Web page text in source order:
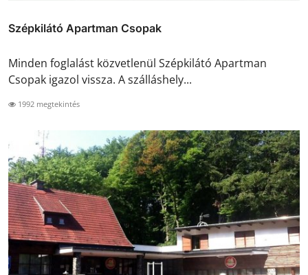
Szépkilátó Apartman Csopak
Minden foglalást közvetlenül Szépkilátó Apartman
Csopak igazol vissza. A szálláshely...
1992 megtekintés